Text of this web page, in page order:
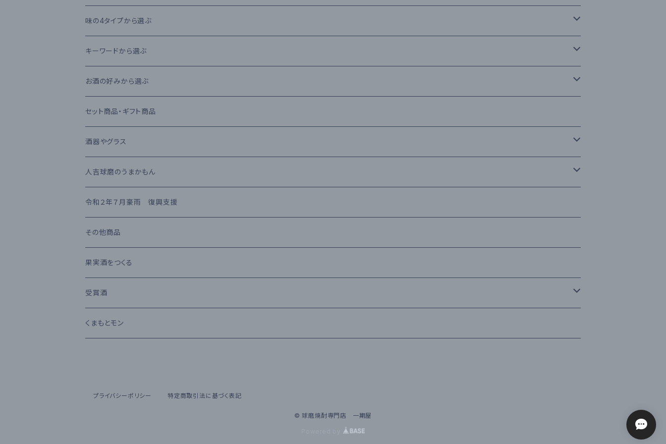
本格芋焼酎
本格麦焼酎
原酒
リキュール
果実酒
梅酒
熊本県産 日本酒
大石酒造場
木下醸造所
寿福酒造場
常楽酒造
繊月酒造
高田酒造場
高橋酒造
堤酒造
恒松酒造
豊永酒造
鳥飼酒造
味の4タイプから選ぶ
フレーバータイプ
ライトタイプ
リッチタイプ
キャラクタータイプ
キーワードから選ぶ
減圧蒸留法
常圧蒸留法
樽熟成
長期熟成古酒 3年以上
長期熟成古酒 10年以上
受賞酒
アルコール度数 30%以上
アルコール度数 20%未満
アルコール度数 25%前後
お酒の好みから選ぶ
日本酒
吟醸酒
芋焼酎
麦焼酎
ウイスキー
ブランデー
カクテル
ワイン
セット商品・ギフト商品
酒器やグラス
RIEDEL
KIHARA
人吉球磨のうまかもん
お茶・飲み物
味噌・醤油・調味料
お菓子
お酒のおつまみ
令和２年７月豪雨 復興支援
その他商品
果実酒をつくる
受賞酒
Kura Master 2023
くまもとモン
プライバシーポリシー 特定商取引法に基づく表記
© 球磨焼酎専門店 一期屋